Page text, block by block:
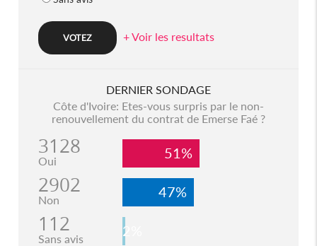
+ Voir les resultats
DERNIER SONDAGE
Côte d'Ivoire: Etes-vous surpris par le non-
renouvellement du contrat de Emerse Faé ?
3128
Oui 51%
2902
Non 47%
112
Sans avis 2%